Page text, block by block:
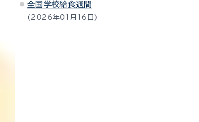
全国学校給食週間
2026年01月16日